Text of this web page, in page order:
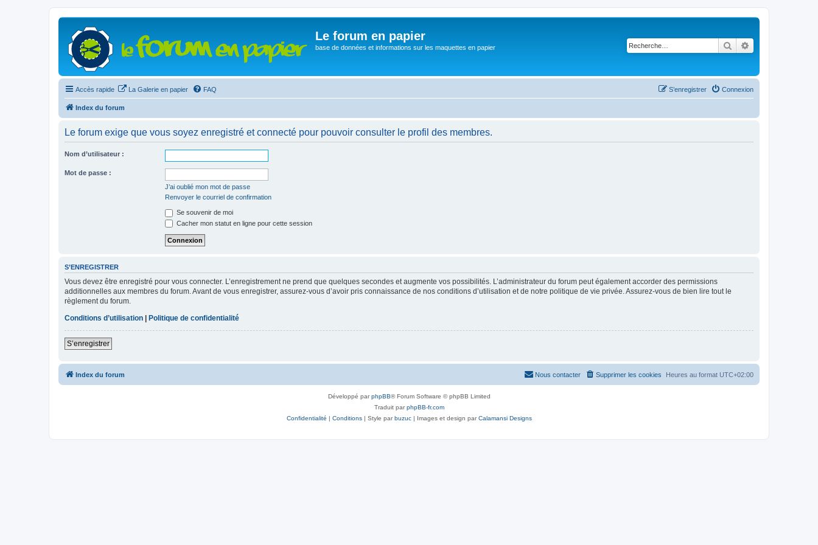
Le forum en papier
base de données et informations sur les maquettes en papier Rechercher
Accès rapide La Galerie en papier FAQ Connexion
S’enregistrer
Index du forum
Le forum exige que vous soyez enregistré et connecté pour pouvoir consulter le profil des membres.
Nom d’utilisateur :
Mot de passe :
J’ai oublié mon mot de passe
Renvoyer le courriel de confirmation
Se souvenir de moi
Cacher mon statut en ligne pour cette session
S’ENREGISTRER
Vous devez être enregistré pour vous connecter. L’enregistrement ne prend que quelques secondes et augmente vos possibilités. L’administrateur du forum peut également accorder des permissions
additionnelles aux membres du forum. Avant de vous enregistrer, assurez-vous d’avoir pris connaissance de nos conditions d’utilisation et de notre politique de vie privée. Assurez-vous de bien lire tout le
règlement du forum.
Conditions d’utilisation | Politique de confidentialité
S’enregistrer
Index du forum Heures au format UTC+02:00
Supprimer les cookies
Nous contacter
Développé parphpBB® Forum Software © phpBB Limited
Traduit parphpBB-fr.com
Confidentialité | Conditions| Style parbuzuc| Images et design parCalamansi Designs